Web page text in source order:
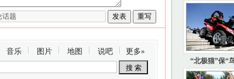
音乐 图片 地图 说吧 更多»
“北极猫”保“